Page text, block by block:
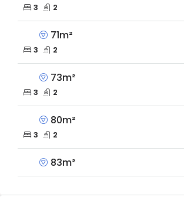
3 2
71m²
3 2
73m²
3 2
80m²
3 2
83m²